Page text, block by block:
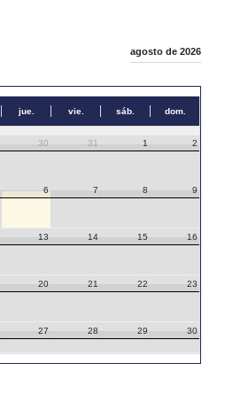
agosto de 2026
jue. vie. sáb. dom.
30 31 1 2
6 7 8 9
13 14 15 16
20 21 22 23
27 28 29 30